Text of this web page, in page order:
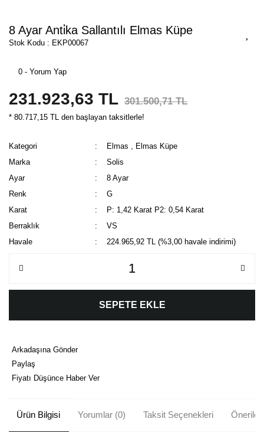
8 Ayar Anti̇ka Sallantılı Elmas Küpe
Stok Kodu : EKP00067
0 - Yorum Yap
231.923,63 TL 301.500,71 TL
* 80.717,15 TL den başlayan taksitlerle!
Kategori Elmas
Elmas Küpe
Marka
Solis
Ayar
8 Ayar
Renk
G
Karat
P: 1,42 Karat P2: 0,54 Karat
Berraklık
VS
Havale
224.965,92 TL (%3,00 havale indirimi)
SEPETE EKLE
Arkadaşına Gönder
Paylaş
Fiyatı Düşünce Haber Ver
Ürün Bilgisi Yorumlar (0) Taksit Seçenekleri